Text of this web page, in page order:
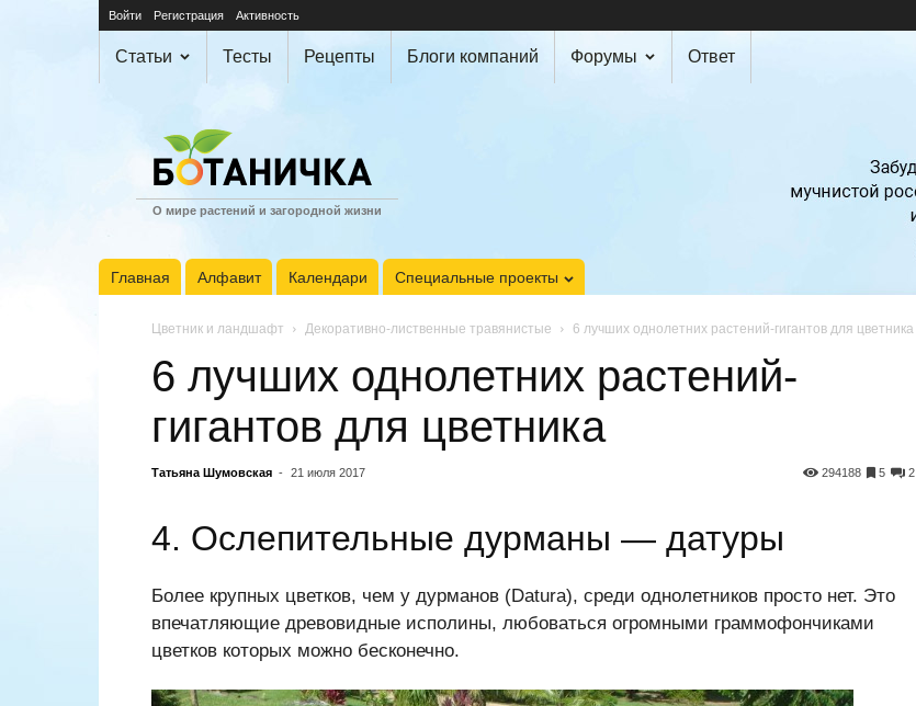
Войти Регистрация Активность
Статьи Тесты Рецепты Блоги компаний Форумы Ответ
О мире растений и загородной жизни
Главная Алфавит Календари Специальные проекты
Цветник и ландшафт Декоративно-лиственные травянистые 6 лучших однолетних растений-гигантов для цветника
6 лучших однолетних растений-
гигантов для цветника
Татьяна Шумовская - 21 июля 2017 2
5
294188
4. Ослепительные дурманы — датуры
Более крупных цветков, чем у дурманов (Datura), среди однолетников просто нет. Это
впечатляющие древовидные исполины, любоваться огромными граммофончиками
цветков которых можно бесконечно.